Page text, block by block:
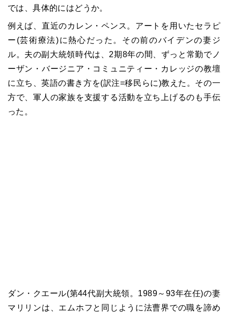
では、具体的にはどうか。
例えば、直近のカレン・ペンス。アートを用いたセラピ
ー(芸術療法)に熱心だった。その前のバイデンの妻ジ
ル。夫の副大統領時代は、2期8年の間、ずっと常勤でノ
ーザン・バージニア・コミュニティー・カレッジの教壇
に立ち、英語の書き方を(訳注=移民らに)教えた。その一
方で、軍人の家族を支援する活動を立ち上げるのも手伝
った。
ダン・クエール(第44代副大統領。1989～93年在任)の妻
マリリンは、エムホフと同じように法曹界での職を諦め